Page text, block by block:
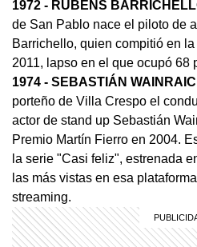
1972 - RUBENS
de San Pablo nace el piloto de
Barrichello, quien compitió en
2011, lapso en el que ocupó 68
1974 - SEBASTIÁN
porteño de Villa Crespo el
actor de stand up Sebastián
Premio Martín Fierro en 2004.
la serie "Casi feliz", estrenada
las más vistas en esa
streaming.